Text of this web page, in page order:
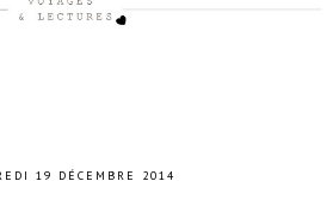
19 DÉCEMBRE 2014